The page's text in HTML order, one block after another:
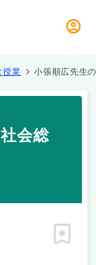
授業 小張順広先生
会総
ピン留